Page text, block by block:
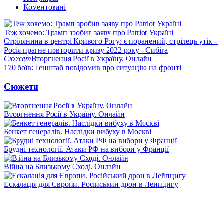
Коментовані
Теж хочемо: Трамп зробив заяву про Patriot Україні
Стрілянина в центрі Кривого Рогу: є поранений, стрілець утік
Росія прагне повторити кризу 2022 року - Сибіга
СюжетВторгнення Росії в Україну. Онлайн
170 боїв: Генштаб повідомив про ситуацію на фронті
Сюжети
Вторгнення Росії в Україну. Онлайн
Бенкет генералів. Наслідки вибуху в Москві
Брудні технології. Атаки РФ на вибори у Франції
Війна на Близькому Сході. Онлайн
Ескалація для Європи. Російський дрон в Лейпцигу